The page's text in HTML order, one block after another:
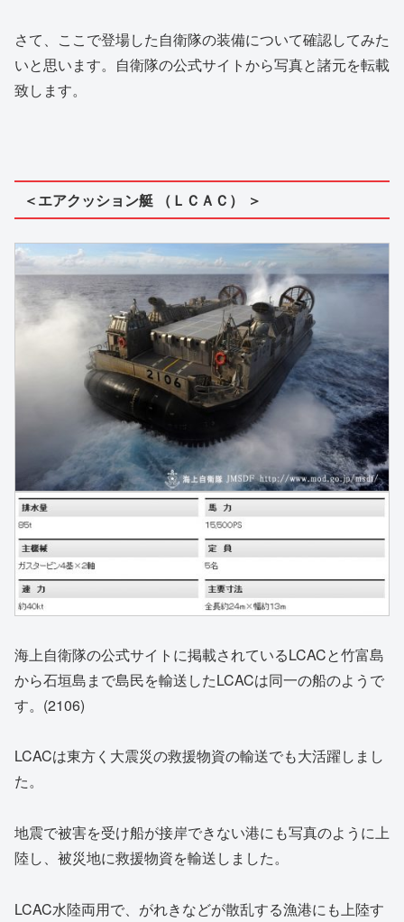
さて、ここで登場した自衛隊の装備について確認してみた
いと思います。自衛隊の公式サイトから写真と諸元を転載
致します。
＜エアクッション艇 （ＬＣＡＣ） ＞
海上自衛隊の公式サイトに掲載されているLCACと竹富島
から石垣島まで島民を輸送したLCACは同一の船のようで
す。(2106)
LCACは東方く大震災の救援物資の輸送でも大活躍しまし
た。
地震で被害を受け船が接岸できない港にも写真のように上
陸し、被災地に救援物資を輸送しました。
LCAC水陸両用で、がれきなどが散乱する漁港にも上陸す